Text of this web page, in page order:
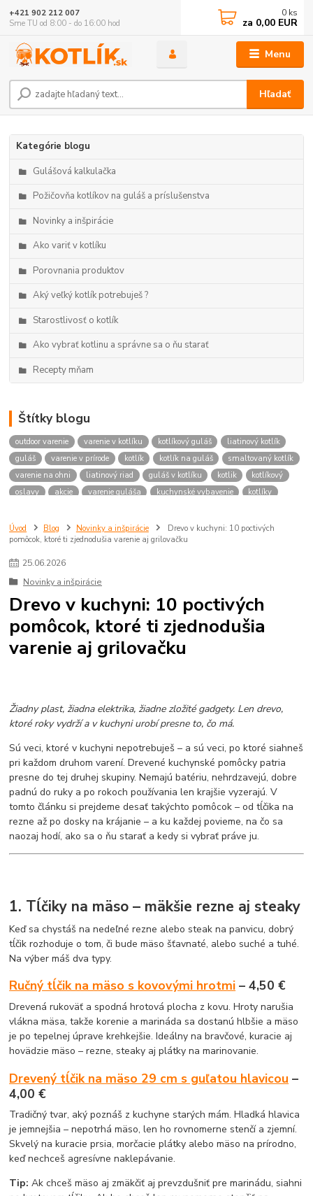
Menu
Hľadať
+421 902 212 007
Sme TU od 8:00 - do 16:00 hod
0 ks
za 0,00 EUR
Kategórie blogu
Gulášová kalkulačka
Požičovňa kotlíkov na guláš a príslušenstva
Novinky a inšpirácie
Ako variť v kotlíku
Porovnania produktov
Aký veľký kotlík potrebuješ ?
Starostlivosť o kotlík
Ako vybrať kotlinu a správne sa o ňu starať
Recepty mňam
Štítky blogu
outdoor varenie varenie v kotlíku kotlíkový guláš
liatinový kotlík
guláš
varenie v prírode kotlík kotlík na guláš
smaltovaný kotlík
varenie na ohni
liatinový riad guláš v kotlíku kotlik
kotlíkový
oslavy
akcie varenie guláša kuchynské vybavenie
kotlíky
čistenie kotlíka
údržba liatiny vypaľovanie liatiny
gulášový kotlík
koľko mäsa na guláš
recept na guláš
recepty z kotlíka
polievka v kotlíku
horáky pod kotlíky
gulášové horáky prenájom horákov
Úvod Blog Novinky a inšpirácie
Drevo v kuchyni: 10 poctivých
pomôcok, ktoré ti zjednodušia varenie aj grilovačku
25.06.2026
Novinky a inšpirácie
Drevo v kuchyni: 10 poctivých
pomôcok, ktoré ti zjednodušia
varenie aj grilovačku
Žiadny plast, žiadna elektrika, žiadne zložité gadgety. Len drevo,
ktoré roky vydrží a v kuchyni urobí presne to, čo má.
Sú veci, ktoré v kuchyni nepotrebuješ – a sú veci, po ktoré siahneš
pri každom druhom varení. Drevené kuchynské pomôcky patria
presne do tej druhej skupiny. Nemajú batériu, nehrdzavejú, dobre
padnú do ruky a po rokoch používania len krajšie vyzerajú. V
tomto článku si prejdeme desať takýchto pomôcok – od tĺčika na
rezne až po dosky na krájanie – a ku každej povieme, na čo sa
naozaj hodí, ako sa o ňu starať a kedy si vybrať práve ju.
1. Tĺčiky na mäso – mäkšie rezne aj steaky
Keď sa chystáš na nedeľné rezne alebo steak na panvicu, dobrý
tĺčik rozhoduje o tom, či bude mäso šťavnaté, alebo suché a tuhé.
Na výber máš dva typy.
Ručný tĺčik na mäso s kovovými hrotmi – 4,50 €
Drevená rukoväť a spodná hrotová plocha z kovu. Hroty narušia
vlákna mäsa, takže korenie a marináda sa dostanú hlbšie a mäso
je po tepelnej úprave krehkejšie. Ideálny na bravčové, kuracie aj
hovädzie mäso – rezne, steaky aj plátky na marinovanie.
Drevený tĺčik na mäso 29 cm s guľatou hlavicou –
4,00 €
Tradičný tvar, aký poznáš z kuchyne starých mám. Hladká hlavica
je jemnejšia – nepotrhá mäso, len ho rovnomerne stenčí a zjemní.
Skvelý na kuracie prsia, morčacie plátky alebo mäso na prírodno,
keď nechceš agresívne naklepávanie.
Tip: Ak chceš mäso aj zmäkčiť aj prevzdušniť pre marinádu, siahni